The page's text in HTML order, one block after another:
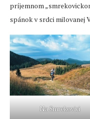
príjemnom
spánok v srdci milovanej
Na Smrekovici